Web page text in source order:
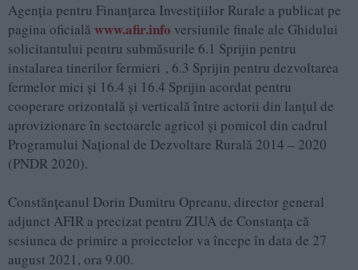
Agenția pentru Finanțarea Investițiilor Rurale a publicat pe
pagina oficială www.afir.info versiunile finale ale Ghidului
solicitantului pentru submăsurile 6.1 Sprijin pentru
instalarea tinerilor fermieri , 6.3 Sprijin pentru dezvoltarea
fermelor mici și 16.4 și 16.4 Sprijin acordat pentru
cooperare orizontală şi verticală între actorii din lanțul de
aprovizionare în sectoarele agricol și pomicol din cadrul
Programului Național de Dezvoltare Rurală 2014 – 2020
(PNDR 2020).
Constănțeanul Dorin Dumitru Opreanu, director general
adjunct AFIR a precizat pentru ZIUA de Constanța că
sesiunea de primire a proiectelor va începe în data de 27
august 2021, ora 9.00.